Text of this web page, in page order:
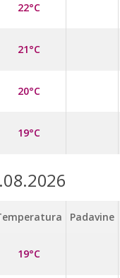
22°C
21°C
20°C
19°C
Padavine
19°C